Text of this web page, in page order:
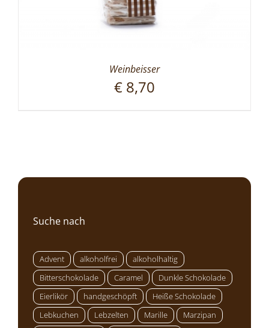
Weinbeisser
€ 8,70
Suche nach
Advent alkoholfrei
alkoholhaltig
Bitterschokolade
Caramel
Dunkle Schokolade
Eierlikör
handgeschöpft
Heiße Schokolade
Lebkuchen
Lebzelten Marille
Marzipan